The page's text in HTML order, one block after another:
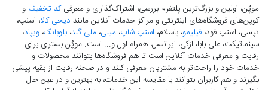
موپُن، اولین و بزرگ‌ترین پلتفرم بررسی، اشتراک‌گذاری و معرفیکد تخفیف و
کوپن‌های فروشگاه‌های اینترنتی و مراکز خدمات آنلاین مانند دیجی کالا، اسنپ،
تپسی، اسنپ فود، فیلیمو، باسلام، اسنپ شاپ، میلی، ملی گلد، بلوبانک، ویپاد،
سینماتیکت، علی بابا، ازکی، ایرانسل، همراه اول و... است. موپُن بستری برای
رقابت و معرفی خدمات آنلاین است تا هم فروشگاه‌ها بتوانند محصولات و
خدمات خود را راحت‌تر به مشتریان معرفی کنند و در صحنه رقابت از بقیه پیشی
بگیرند و هم کاربران بتوانند با مقایسه این خدمات، به بهترین و در عین حال